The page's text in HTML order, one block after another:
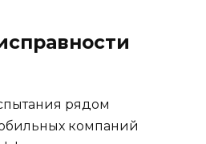
рядом
компаний